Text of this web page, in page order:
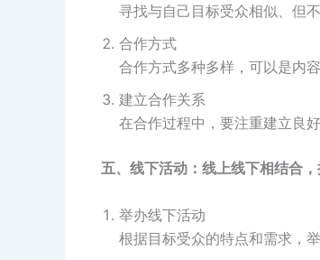
寻找与自己目标受众相似、但
合作方式
合作方式多种多样，可以是内
建立合作关系
在合作过程中，要注重建立良
五、线下活动：线上线下相结合
举办线下活动
根据目标受众的特点和需求，